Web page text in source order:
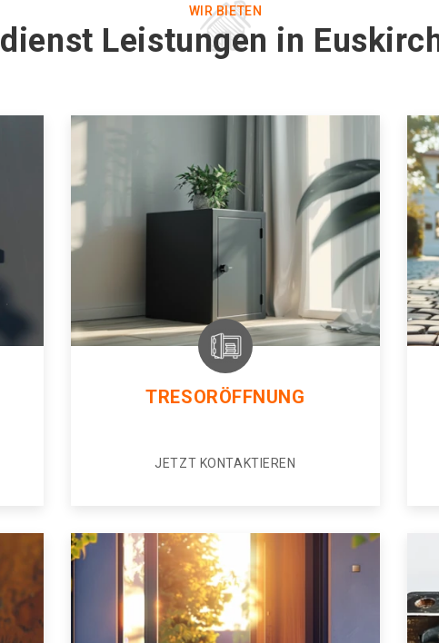
WIR BIETEN
Leistungen in
TRESORÖFFNUNG
JETZT KONTAKTIEREN